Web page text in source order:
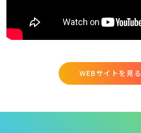
WEBサイトを見る